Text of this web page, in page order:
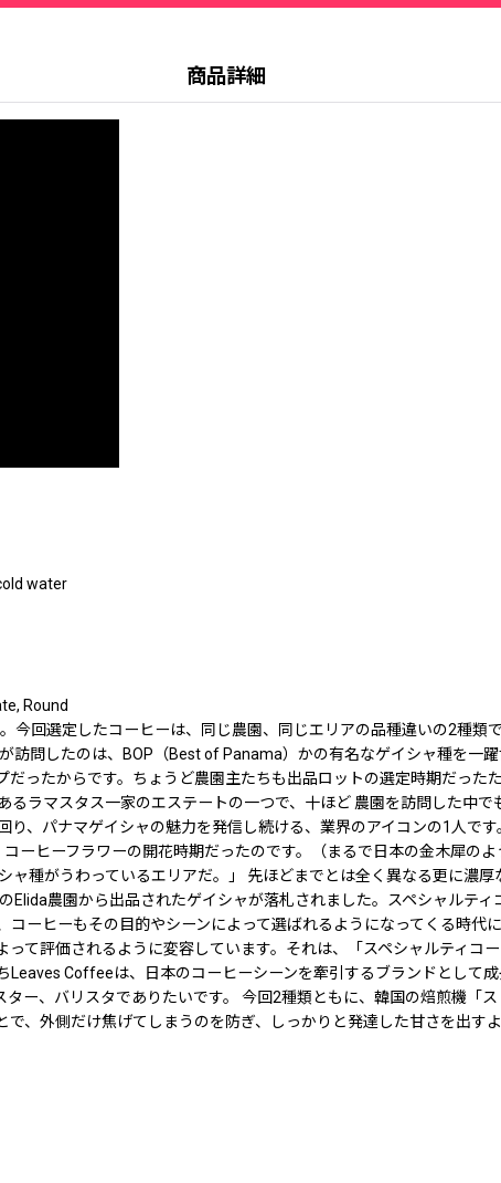
商品詳細
water
Round
回選定したコーヒーは、同じ農園、同じエリアの品種違いの2種類
訪問したのは、BOP（Best of Panama）かの有名なゲイシャ種を一
ったからです。ちょうど農園主たちも出品ロットの選定時期だった
ラマスタス一家のエステートの一つで、十ほど 農園を訪問した中で
、パナマゲイシャの魅力を発信し続ける、業界のアイコンの1人で
ーヒーフラワーの開花時期だったのです。（まるで日本の金木犀の
種がうわっているエリアだ。」 先ほどまでとは全く異なる更に濃
農園から出品されたゲイシャが落札されました。スペシャルテ
ーヒーもその目的やシーンによって選ばれるようになってくる時代
て評価されるように変容しています。それは、「スペシャルティコ
Coffeeは、日本のコーヒーシーンを牽引するブランドとして
ー、バリスタでありたいです。 今回2種類ともに、韓国の焙煎機「
、外側だけ焦げてしまうのを防ぎ、しっかりと発達した甘さを出す